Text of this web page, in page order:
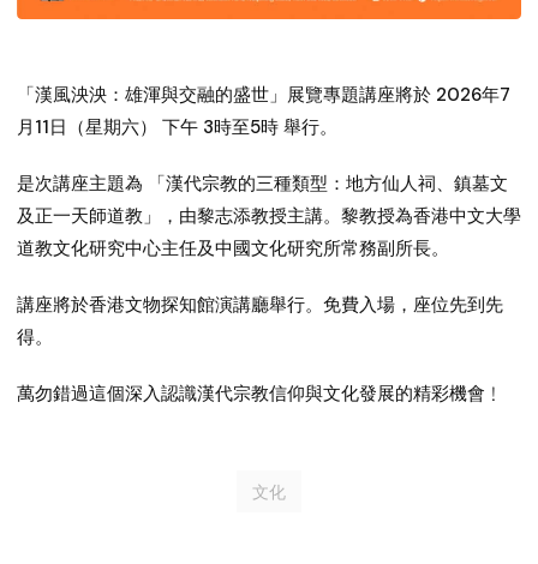
「漢風泱泱：雄渾與交融的盛世」展覽專題講座將於 2026年7
月 11 日（星期六） 下午 3時至5時 舉行。
是次講座主題為
「漢代宗教的三種類型：地方仙人祠、鎮墓文
及正一天師道教」，由黎志添教授主講。黎教授為香港中文大學
道教文化研究中心主任及中國文化研究所常務副所長。
講座將於香港文物探知館演講廳舉行。免費入場，座位先到先
得。
萬勿錯過這個深入認識漢代宗教信仰與文化發展的精彩機會﹗
文化